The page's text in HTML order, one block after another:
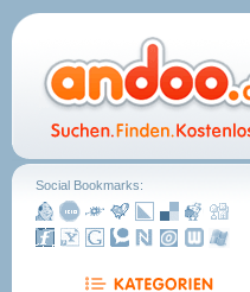
Social Bookmarks: